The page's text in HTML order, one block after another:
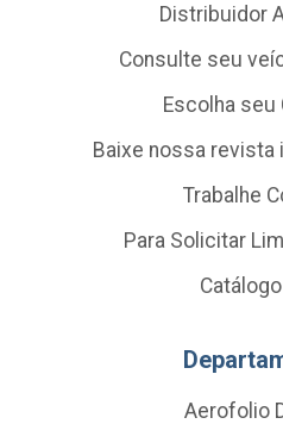
Distribuidor
Consulte seu
Escolha seu
Baixe nossa revista
Trabalhe
Para Solicitar
Aerofolio